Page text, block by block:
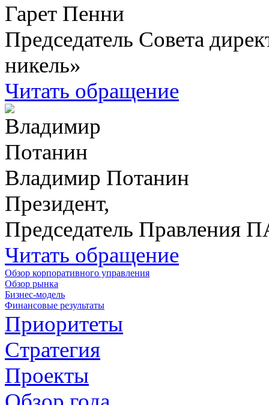
Гарет Пенни
Председатель Совета
никель»
Читать обращение
Владимир Потанин
Президент,
Председатель Правления
Читать обращение
Обзор корпоративного управления
Обзор рынка
Бизнес-модель
Финансовые результаты
Приоритеты
Стратегия
Проекты